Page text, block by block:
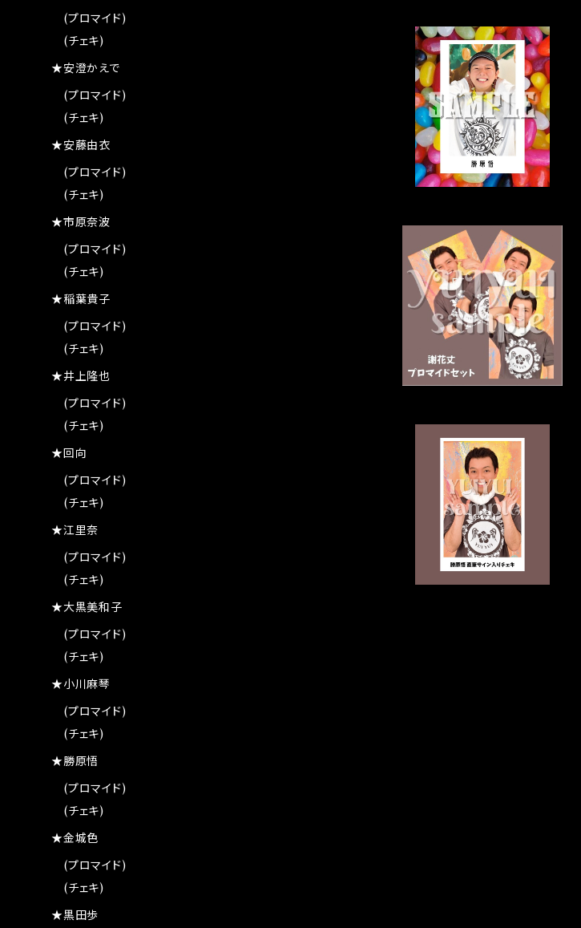
(プロマイド)
(チェキ)
★安澄かえで
(プロマイド)
(チェキ)
★安藤由衣
(プロマイド)
(チェキ)
★市原奈波
(プロマイド)
(チェキ)
★稲葉貴子
(プロマイド)
(チェキ)
★井上隆也
(プロマイド)
(チェキ)
★回向
(プロマイド)
(チェキ)
★江里奈
(プロマイド)
(チェキ)
★大黒美和子
(プロマイド)
(チェキ)
★小川麻琴
(プロマイド)
(チェキ)
★勝原悟
(プロマイド)
(チェキ)
★金城色
(プロマイド)
(チェキ)
★黒田歩